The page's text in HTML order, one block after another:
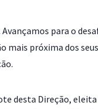
para o
mais próxima dos
desta Direção, eleita